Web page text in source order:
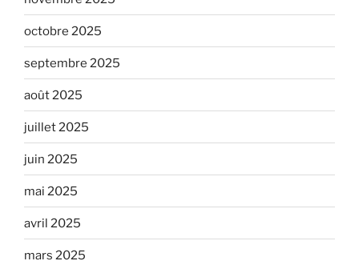
octobre 2025
septembre 2025
août 2025
juillet 2025
juin 2025
mai 2025
avril 2025
mars 2025